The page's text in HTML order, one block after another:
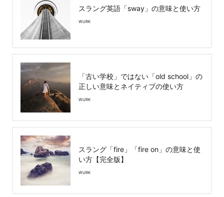
スラング英語「sway」の意味と使い方
WURK
「古い学校」ではない「old school」の
正しい意味とネイティブの使い方
WURK
スラング「fire」「fire on」の意味と使
い方【完全版】
WURK